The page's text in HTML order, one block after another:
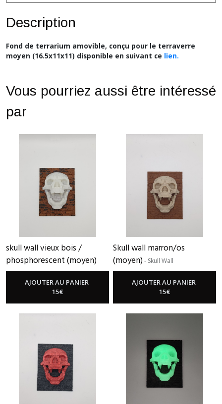
Description
Fond de terrarium amovible, conçu pour le terraverre
moyen (16.5x11x11) disponible en suivant ce lien.
Vous pourriez aussi être intéressé
par
skull wall vieux bois /
phosphorescent (moyen)
-Skull Wall
AJOUTER AU PANIER
15€
Skull wall marron/os
(moyen) - Skull Wall
AJOUTER AU PANIER
15€